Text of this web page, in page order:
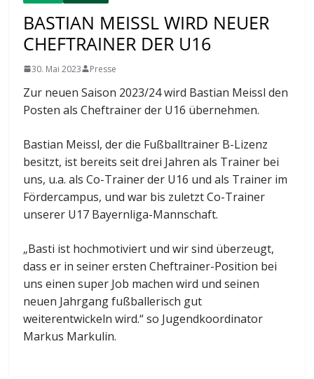
BASTIAN MEISSL WIRD NEUER
CHEFTRAINER DER U16
30. Mai 2023 Presse
Zur neuen Saison 2023/24 wird Bastian Meissl den
Posten als Cheftrainer der U16 übernehmen.
Bastian Meissl, der die Fußballtrainer B-Lizenz
besitzt, ist bereits seit drei Jahren als Trainer bei
uns, u.a. als Co-Trainer der U16 und als Trainer im
Fördercampus, und war bis zuletzt Co-Trainer
unserer U17 Bayernliga-Mannschaft.
„Basti ist hochmotiviert und wir sind überzeugt,
dass er in seiner ersten Cheftrainer-Position bei
uns einen super Job machen wird und seinen
neuen Jahrgang fußballerisch gut
weiterentwickeln wird.“ so Jugendkoordinator
Markus Markulin.